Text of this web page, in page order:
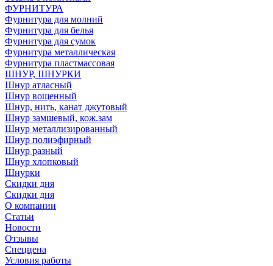
ФУРНИТУРА
Фурнитура для молний
Фурнитура для белья
Фурнитура для сумок
Фурнитура металлическая
Фурнитура пластмассовая
ШНУР, ШНУРКИ
Шнур атласный
Шнур вощенный
Шнур, нить, канат джутовый
Шнур замшевый, кож.зам
Шнур металлизированный
Шнур полиэфирный
Шнур разный
Шнур хлопковый
Шнурки
Скидки дня
Скидки дня
О компании
Статьи
Новости
Отзывы
Спеццена
Условия работы